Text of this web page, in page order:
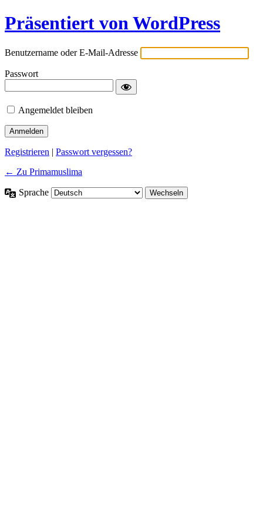
Präsentiert von WordPress
Benutzername oder E-Mail-Adresse
Passwort
Angemeldet bleiben
Registrieren | Passwort vergessen?
← Zu Primamuslima
Sprache